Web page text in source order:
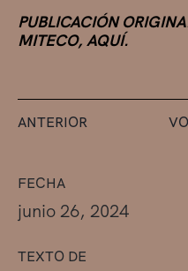
FECHA
junio 26, 2024
TEXTO DE
PUBLICACIÓN
MITECO, AQUÍ.
ANTERIOR